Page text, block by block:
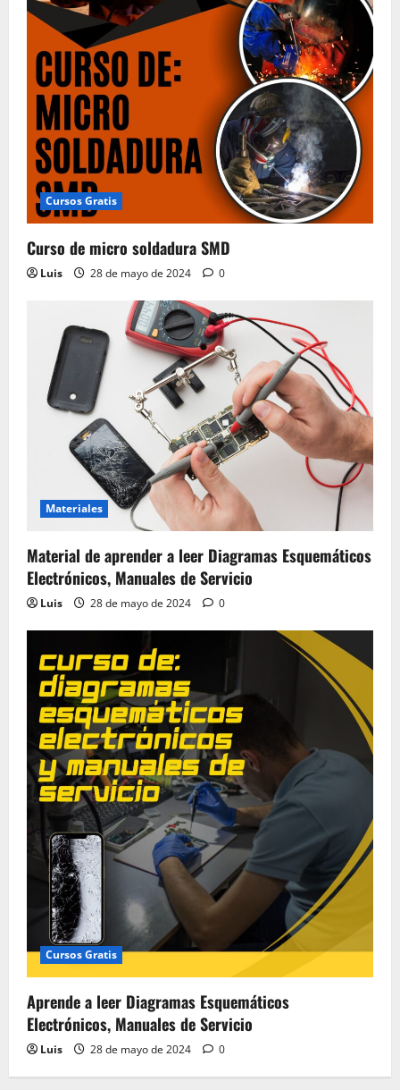
Cursos Gratis
Curso de micro soldadura SMD
Luis 28 de mayo de 2024 0
Materiales
Material de aprender a leer Diagramas Esquemáticos
Electrónicos, Manuales de Servicio
Luis 28 de mayo de 2024 0
Cursos Gratis
Aprende a leer Diagramas Esquemáticos
Electrónicos, Manuales de Servicio
Luis 28 de mayo de 2024 0